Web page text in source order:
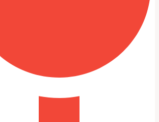
осмотр в поднятом
состояние шлангов, защитных
держателей. Коррозия на жести
или разлохмаченные хомуты
замене.
ходу и при нагрузке. Для